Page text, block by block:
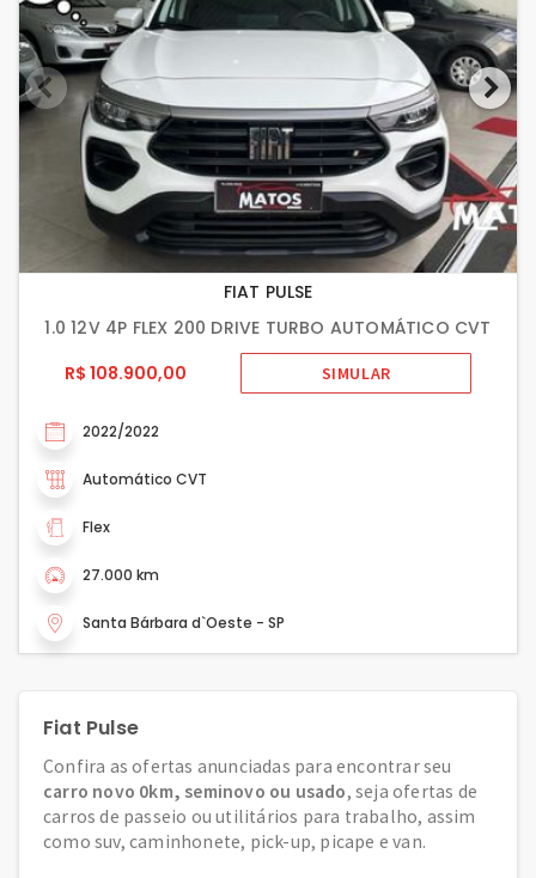
FIAT PULSE
1.0 12V 4P FLEX 200 DRIVE TURBO AUTOMÁTICO CVT
R$ 108.900,00
SIMULAR
2022/2022
Automático CVT
Flex
27.000 km
Santa Bárbara d`Oeste - SP
Fiat Pulse
Confira as ofertas anunciadas para encontrar seu
carro novo 0km, seminovo ou usado, seja ofertas de
carros de passeio ou utilitários para trabalho, assim
como suv, caminhonete, pick-up, picape e van.